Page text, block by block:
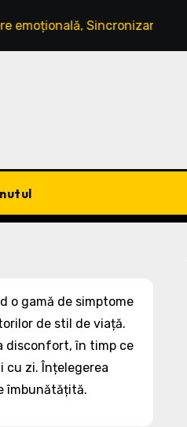
Sincronizare ciclică, Strategii
o gamă de simptome
de stil de viață.
disconfort, în timp ce
cu zi. Înțelegerea
îmbunătățită.